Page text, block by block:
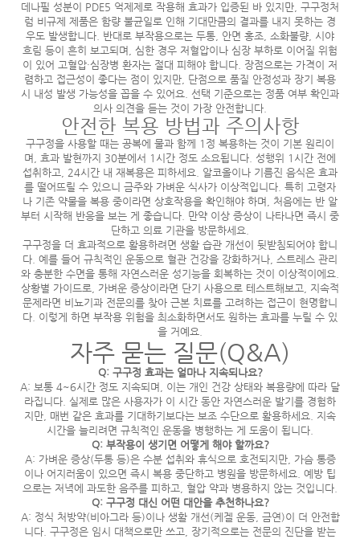
데나필 성분이 PDE5 억제제로 작용해 효과가 입증된 바 있지만, 구구정처
럼 비규제 제품은 함량 불균일로 인해 기대만큼의 결과를 내지 못하는 경
우도 발생합니다. 반대로 부작용으로는 두통, 안면 홍조, 소화불량, 시야
흐림 등이 흔히 보고되며, 심한 경우 저혈압이나 심장 부하로 이어질 위험
이 있어 고혈압·심장병 환자는 절대 피해야 합니다. 장점으로는 가격이 저
렴하고 접근성이 좋다는 점이 있지만, 단점으로 품질 안정성과 장기 복용
시 내성 발생 가능성을 꼽을 수 있어요. 선택 기준으로는 정품 여부 확인과
의사 의견을 듣는 것이 가장 안전합니다.
안전한 복용 방법과 주의사항
구구정을 사용할 때는 공복에 물과 함께 1정 복용하는 것이 기본 원리이
며, 효과 발현까지 30분에서 1시간 정도 소요됩니다. 성행위 1시간 전에
섭취하고, 24시간 내 재복용은 피하세요. 알코올이나 기름진 음식은 효과
를 떨어뜨릴 수 있으니 금주와 가벼운 식사가 이상적입니다. 특히 고령자
나 기존 약물을 복용 중이라면 상호작용을 확인해야 하며, 처음에는 반 알
부터 시작해 반응을 보는 게 좋습니다. 만약 이상 증상이 나타나면 즉시 중
단하고 의료 기관을 방문하세요.
구구정을 더 효과적으로 활용하려면 생활 습관 개선이 뒷받침되어야 합니
다. 예를 들어 규칙적인 운동으로 혈관 건강을 강화하거나, 스트레스 관리
와 충분한 수면을 통해 자연스러운 성기능을 회복하는 것이 이상적이에요.
상황별 가이드로, 가벼운 증상이라면 단기 사용으로 테스트해보고, 지속적
문제라면 비뇨기과 전문의를 찾아 근본 치료를 고려하는 접근이 현명합니
다. 이렇게 하면 부작용 위험을 최소화하면서도 원하는 효과를 누릴 수 있
을 거예요.
자주 묻는 질문(Q&A)
Q: 구구정 효과는 얼마나 지속되나요?
A: 보통 4~6시간 정도 지속되며, 이는 개인 건강 상태와 복용량에 따라 달
라집니다. 실제로 많은 사용자가 이 시간 동안 자연스러운 발기를 경험하
지만, 매번 같은 효과를 기대하기보다는 보조 수단으로 활용하세요. 지속
시간을 늘리려면 규칙적인 운동을 병행하는 게 도움이 됩니다.
Q: 부작용이 생기면 어떻게 해야 할까요?
A: 가벼운 증상(두통 등)은 수분 섭취와 휴식으로 호전되지만, 가슴 통증
이나 어지러움이 있으면 즉시 복용 중단하고 병원을 방문하세요. 예방 팁
으로는 저녁에 과도한 음주를 피하고, 혈압 약과 병용하지 않는 것입니다.
Q: 구구정 대신 어떤 대안을 추천하나요?
A: 정식 처방약(비아그라 등)이나 생활 개선(케겔 운동, 금연)이 더 안전합
니다. 구구정은 임시 대책으로만 쓰고, 장기적으로는 전문의 진단을 받는